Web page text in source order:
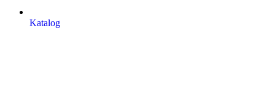
Katalog